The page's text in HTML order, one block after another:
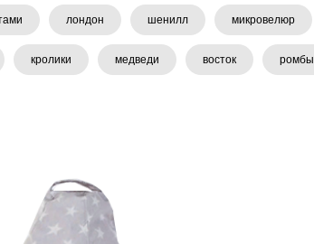
лондон шенилл микровелюр
кролики медведи восток ромбы